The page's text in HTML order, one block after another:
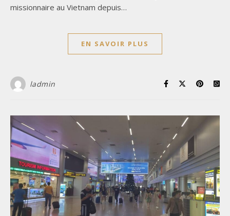
missionnaire au Vietnam depuis…
EN SAVOIR PLUS
ladmin